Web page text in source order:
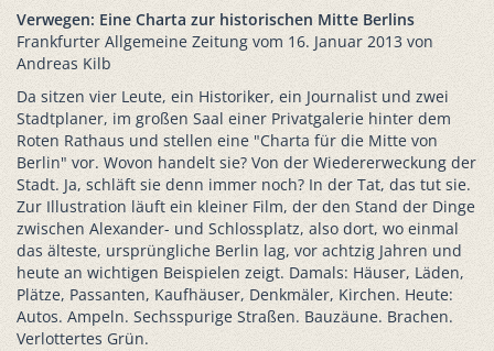
Verwegen: Eine Charta zur historischen Mitte Berlins
Frankfurter Allgemeine Zeitung vom 16. Januar 2013 von
Andreas Kilb
Da sitzen vier Leute, ein Historiker, ein Journalist und zwei
Stadtplaner, im großen Saal einer Privatgalerie hinter dem
Roten Rathaus und stellen eine "Charta für die Mitte von
Berlin" vor. Wovon handelt sie? Von der Wiedererweckung der
Stadt. Ja, schläft sie denn immer noch? In der Tat, das tut sie.
Zur Illustration läuft ein kleiner Film, der den Stand der Dinge
zwischen Alexander- und Schlossplatz, also dort, wo einmal
das älteste, ursprüngliche Berlin lag, vor achtzig Jahren und
heute an wichtigen Beispielen zeigt. Damals: Häuser, Läden,
Plätze, Passanten, Kaufhäuser, Denkmäler, Kirchen. Heute:
Autos. Ampeln. Sechsspurige Straßen. Bauzäune. Brachen.
Verlottertes Grün.